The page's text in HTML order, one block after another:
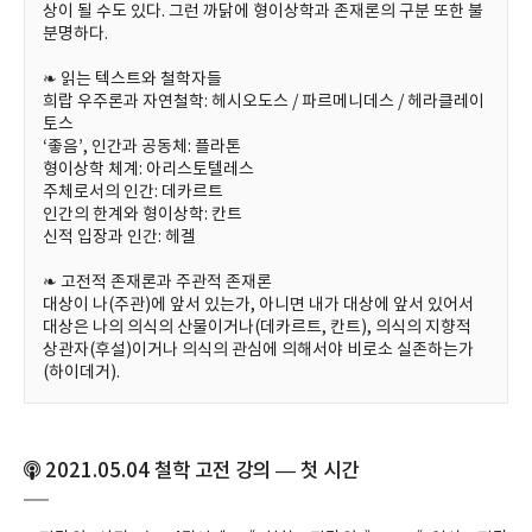
상이 될 수도 있다. 그런 까닭에 형이상학과 존재론의 구분 또한 불
분명하다.
❧ 읽는 텍스트와 철학자들
희랍 우주론과 자연철학: 헤시오도스 / 파르메니데스 / 헤라클레이
토스
‘좋음’, 인간과 공동체: 플라톤
형이상학 체계: 아리스토텔레스
주체로서의 인간: 데카르트
인간의 한계와 형이상학: 칸트
신적 입장과 인간: 헤겔
❧ 고전적 존재론과 주관적 존재론
대상이 나(주관)에 앞서 있는가, 아니면 내가 대상에 앞서 있어서
대상은 나의 의식의 산물이거나(데카르트, 칸트), 의식의 지향적
상관자(후설)이거나 의식의 관심에 의해서야 비로소 실존하는가
(하이데거).
2021.05.04 철학 고전 강의 — 첫 시간